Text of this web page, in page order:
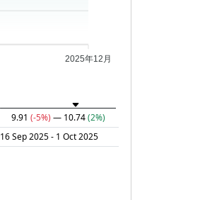
2025年12月
9.91 (-5%) — 10.74(2%)
16 Sep 2025 - 1 Oct 2025